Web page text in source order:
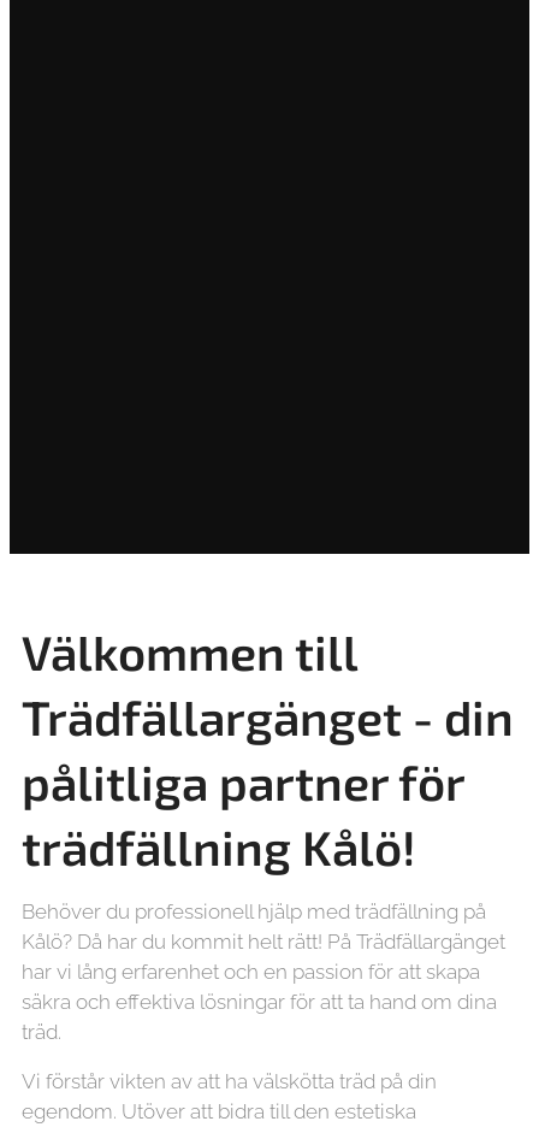
Välkommen till
Trädfällargänget - din
pålitliga partner för
trädfällning Kålö!
Behöver du professionell hjälp med trädfällning på
Kålö? Då har du kommit helt rätt! På Trädfällargänget
har vi lång erfarenhet och en passion för att skapa
säkra och effektiva lösningar för att ta hand om dina
träd.
Vi förstår vikten av att ha välskötta träd på din
egendom. Utöver att bidra till den estetiska